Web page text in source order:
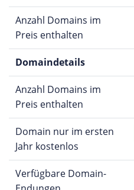
Anzahl Domains im
Preis enthalten
Domaindetails
Anzahl Domains im
Preis enthalten
Domain nur im ersten
Jahr kostenlos
Verfügbare Domain-